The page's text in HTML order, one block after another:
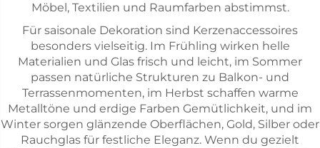
Möbel, Textilien und Raumfarben abstimmst.
Für saisonale Dekoration sind Kerzenaccessoires
besonders vielseitig. Im Frühling wirken helle
Materialien und Glas frisch und leicht, im Sommer
passen natürliche Strukturen zu Balkon- und
Terrassenmomenten, im Herbst schaffen warme
Metalltöne und erdige Farben Gemütlichkeit, und im
Winter sorgen glänzende Oberflächen, Gold, Silber oder
Rauchglas für festliche Eleganz. Wenn du gezielt